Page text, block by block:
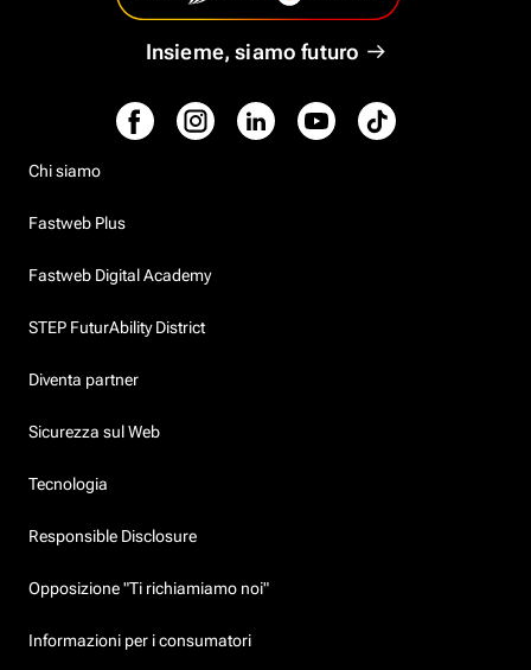
Insieme, siamo futuro
Chi siamo
Fastweb Plus
Fastweb Digital Academy
STEP FuturAbility District
Diventa partner
Sicurezza sul Web
Tecnologia
Responsible Disclosure
Opposizione "Ti richiamiamo noi"
Informazioni per i consumatori